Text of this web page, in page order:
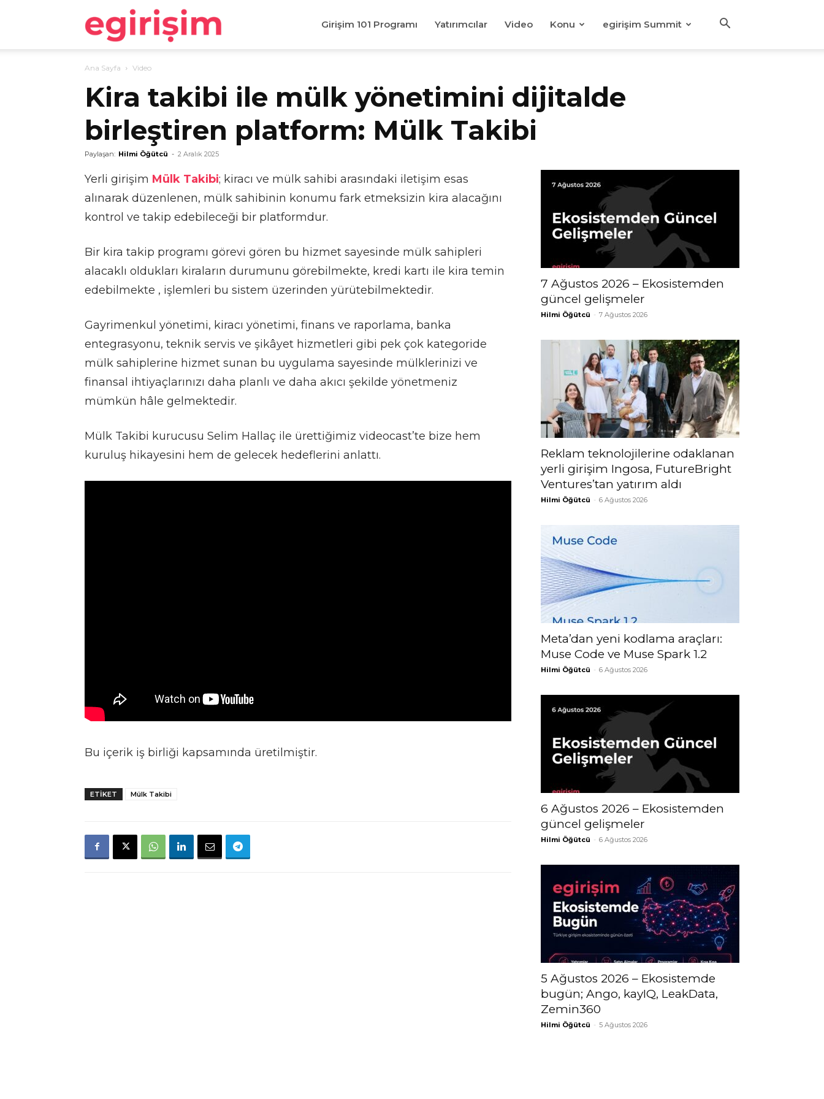
egirişim Girişim 101 Programı Yatırımcılar Video Konu egirişim Summit
Ana Sayfa Video
Kira takibi ile mülk yönetimini dijitalde
birleştiren platform: Mülk Takibi
Paylaşan: Hilmi Öğütcü - 2 Aralık 2025
Yerli girişim Mülk Takibi; kiracı ve mülk sahibi arasındaki iletişim esas
alınarak düzenlenen, mülk sahibinin konumu fark etmeksizin kira alacağını
kontrol ve takip edebileceği bir platformdur.
Bir kira takip programı görevi gören bu hizmet sayesinde mülk sahipleri
alacaklı oldukları kiraların durumunu görebilmekte, kredi kartı ile kira temin
edebilmekte , işlemleri bu sistem üzerinden yürütebilmektedir.
Gayrimenkul yönetimi, kiracı yönetimi, finans ve raporlama, banka
entegrasyonu, teknik servis ve şikâyet hizmetleri gibi pek çok kategoride
mülk sahiplerine hizmet sunan bu uygulama sayesinde mülklerinizi ve
finansal ihtiyaçlarınızı daha planlı ve daha akıcı şekilde yönetmeniz
mümkün hâle gelmektedir.
Mülk Takibi kurucusu Selim Hallaç ile ürettiğimiz videocast’te bize hem
kuruluş hikayesini hem de gelecek hedeflerini anlattı.
Bu içerik iş birliği kapsamında üretilmiştir.
ETIKET Mülk Takibi
7 Ağustos 2026 – Ekosistemden
güncel gelişmeler
Hilmi Öğütcü - 7 Ağustos 2026
Reklam teknolojilerine odaklanan
yerli girişim Ingosa, FutureBright
Ventures’tan yatırım aldı
Hilmi Öğütcü - 6 Ağustos 2026
Meta’dan yeni kodlama araçları:
Muse Code ve Muse Spark 1.2
Hilmi Öğütcü - 6 Ağustos 2026
6 Ağustos 2026 – Ekosistemden
güncel gelişmeler
Hilmi Öğütcü - 6 Ağustos 2026
5 Ağustos 2026 – Ekosistemde
bugün; Ango, kayIQ, LeakData,
Zemin360
Hilmi Öğütcü - 5 Ağustos 2026